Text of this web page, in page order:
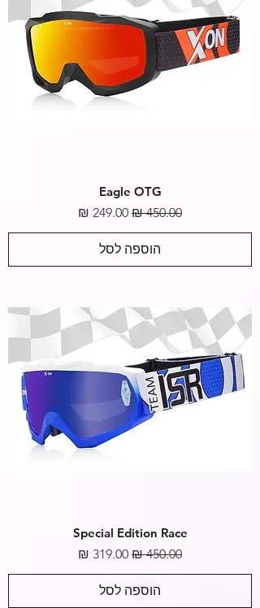
Eagle OTG
מחיר רגיל מחיר מבצע
הוספה לסל
Special Edition Race
מחיר רגיל מחיר מבצע
הוספה לסל